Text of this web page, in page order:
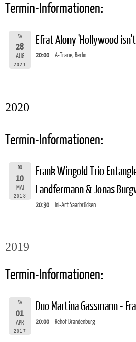
Termin-Informationen:
SA
28
AUG
2021
Efrat Alony 'Hollywood
20:00 A-Trane, Berlin
2020
Termin-Informationen:
DO
10
MAI
2018
Frank Wingold Trio
Landfermann & Jonas
20:30 Ini-Art Saarbrücken
2019
Termin-Informationen:
SA
01
APR
2017
Duo Martina Gassmann -
20:00 Rehof Brandenburg